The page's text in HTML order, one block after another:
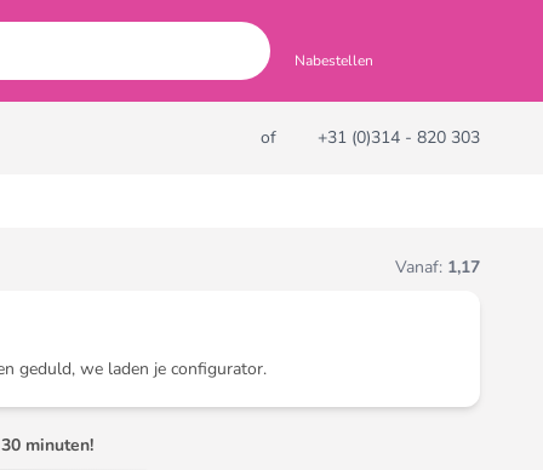
Nabestellen
of +31 (0)314 - 820 303
Vanaf: 1,17
geduld, we laden je configurator.
30 minuten!